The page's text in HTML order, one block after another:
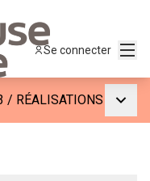
Se connecter
/ RÉALISATIONS